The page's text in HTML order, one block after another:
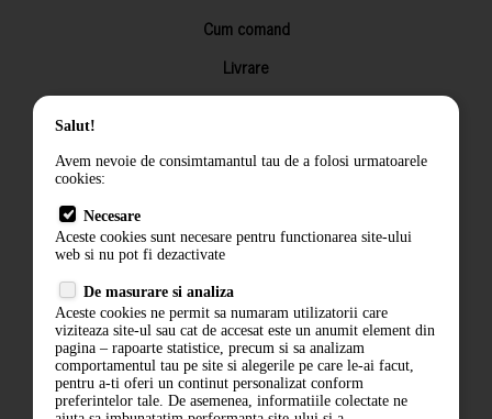
Cum comand
Livrare
Returnarea produselor
Termeni si conditii
Politica de confidentialitate
ANPC
Salut!
Avem nevoie de consimtamantul tau de a folosi urmatoarele
cookies:
Necesare
Aceste cookies sunt necesare pentru functionarea site-ului
web si nu pot fi dezactivate
De masurare si analiza
Aceste cookies ne permit sa numaram utilizatorii care
viziteaza site-ul sau cat de accesat este un anumit element din
pagina – rapoarte statistice, precum si sa analizam
comportamentul tau pe site si alegerile pe care le-ai facut,
pentru a-ti oferi un continut personalizat conform
preferintelor tale. De asemenea, informatiile colectate ne